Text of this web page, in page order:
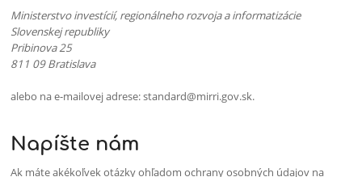
Ministerstvo investícií, regionálneho rozvoja a informatizácie
Slovenskej republiky
Pribinova 25
811 09 Bratislava
alebo na e-mailovej adrese: standard@mirri.gov.sk.
Napíšte nám
Ak máte akékoľvek otázky ohľadom ochrany osobných údajov na